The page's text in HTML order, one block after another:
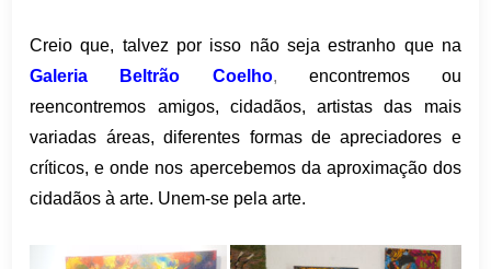
Creio que, talvez por isso não seja estranho que na
Galeria Beltrão Coelho, encontremos ou
reencontremos amigos, cidadãos, artistas das mais
variadas áreas, diferentes formas de apreciadores e
críticos, e onde nos apercebemos da aproximação dos
cidadãos à arte. Unem-se pela arte.